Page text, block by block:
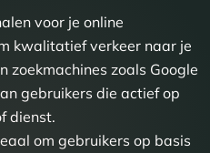
voor je online
kwalitatief verkeer naar je
zoekmachines zoals Google
gebruikers die actief op
dienst.
om gebruikers op basis